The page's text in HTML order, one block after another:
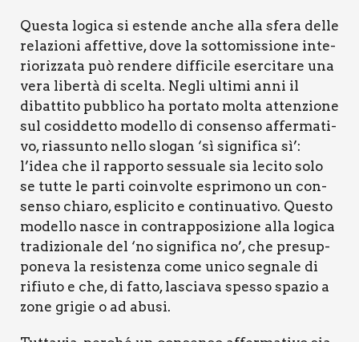
Que­sta logi­ca si esten­de anche alla sfe­ra del­le
rela­zio­ni affet­ti­ve, dove la sot­to­mis­sio­ne inte­
rio­riz­za­ta può ren­de­re dif­fi­ci­le eser­ci­ta­re una
vera liber­tà di scel­ta. Negli ulti­mi anni il
dibat­ti­to pub­bli­co ha por­ta­to mol­ta atten­zio­ne
sul cosid­det­to model­lo di con­sen­so affer­ma­ti­
vo, rias­sun­to nel­lo slo­gan ‘sì signi­fi­ca sì’:
l’idea che il rap­por­to ses­sua­le sia leci­to solo
se tut­te le par­ti coin­vol­te espri­mo­no un con­
sen­so chia­ro, espli­ci­to e con­ti­nua­ti­vo. Que­sto
model­lo nasce in con­trap­po­si­zio­ne alla logi­ca
tra­di­zio­na­le del ‘no signi­fi­ca no’, che pre­sup­
po­ne­va la resi­sten­za come uni­co segna­le di
rifiu­to e che, di fat­to, lascia­va spes­so spa­zio a
zone gri­gie o ad abu­si.